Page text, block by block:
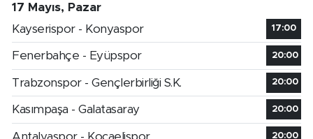
17 Mayıs, Pazar
Kayserispor - Konyaspor
17:00
Fenerbahçe - Eyüpspor 20:00
Trabzonspor - Gençlerbirliği S.K. 20:00
Kasımpaşa - Galatasaray 20:00
Antalyaspor - Kocaelispor 20:00